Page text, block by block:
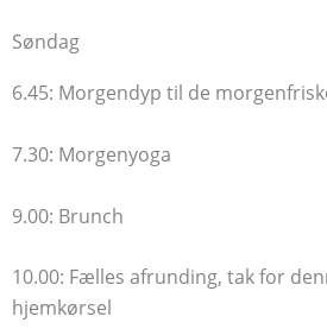
Søndag
6.45: Morgendyp til de
7.30: Morgenyoga
9.00: Brunch
10.00: Fælles afrunding, tak for
hjemkørsel